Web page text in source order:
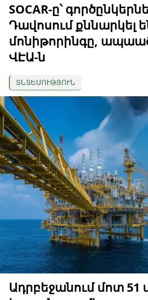
SOCAR-ը՝
Դավոսում քննարկել
մոնիթորինգը,
ՎԷԱ-ն
ՏՆՏԵՍՈՒԹՅՈՒՆ
Ադրբեջանում մոտ 51